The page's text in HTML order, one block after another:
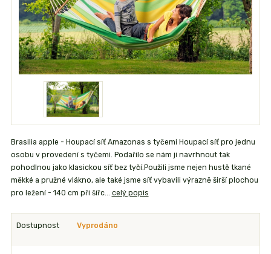
Brasilia apple - Houpací síť Amazonas s tyčemi Houpací síť pro jednu
osobu v provedení s tyčemi. Podařilo se nám ji navrhnout tak
pohodlnou jako klasickou síť bez tyčí.Použili jsme nejen hustě tkané
měkké a pružné vlákno, ale také jsme síť vybavili výrazně širší plochou
pro ležení - 140 cm při šířc... celý popis
Dostupnost Vyprodáno